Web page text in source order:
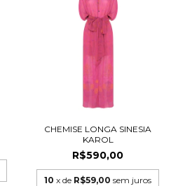
CHEMISE LONGA SINESIA
KAROL
R$590,00
10 x de R$59,00 sem juros